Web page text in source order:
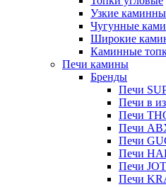
Узкие
Чугунные
Широкие
Каминные
Печи камины
Бренды
Печи
Печи в
Печи
Печи
Печи
Печи
Печи
Печи